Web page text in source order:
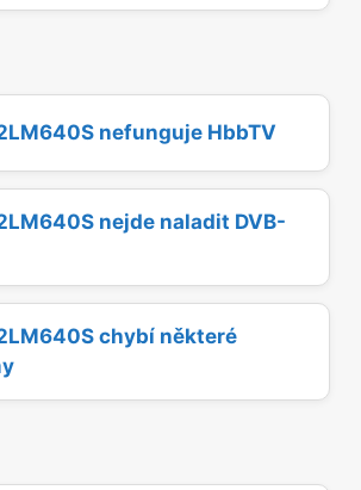
nefunguje HbbTV
nejde naladit DVB-
chybí některé